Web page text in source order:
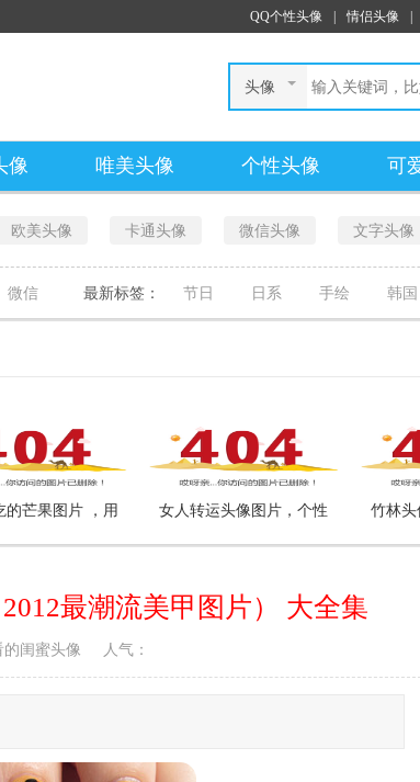
QQ个性头像 情侣头像
头像
像 唯美头像 个性头像 可
欧美头像 卡通头像 微信头像 文字头像
微信 最新标签： 节日 日系 手绘 韩国
的芒果图片 ，用
信头像也个性
女人转运头像图片，个性
炫酷彩色花卉给你带来好
竹林
最潮流美甲图片） 大全集
闺蜜头像 人气：